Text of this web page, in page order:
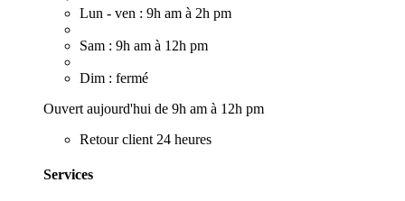
Lun - ven : 9h am à 2h pm
Sam : 9h am à 12h pm
Dim : fermé
Ouvert aujourd'hui de 9h am à 12h pm
Retour client 24 heures
Services